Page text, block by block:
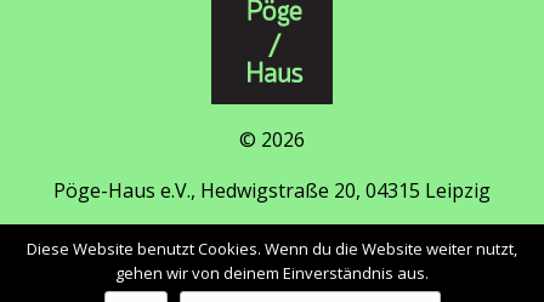
© 2026
Pöge-Haus e.V., Hedwigstraße 20, 04315 Leipzig
www.pöge-haus.de|Facebook|Instagram
Impressum / Datenschutzerklärung
Diese Website benutzt Cookies. Wenn du die Website weiter nutzt,
gehen wir von deinem Einverständnis aus.